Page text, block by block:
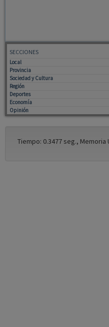
SECCIONES
Local
Provincia
Sociedad y Cultura
Región
Deportes
Economía
Opinión
Tiempo: 0.3477 seg., Memoria